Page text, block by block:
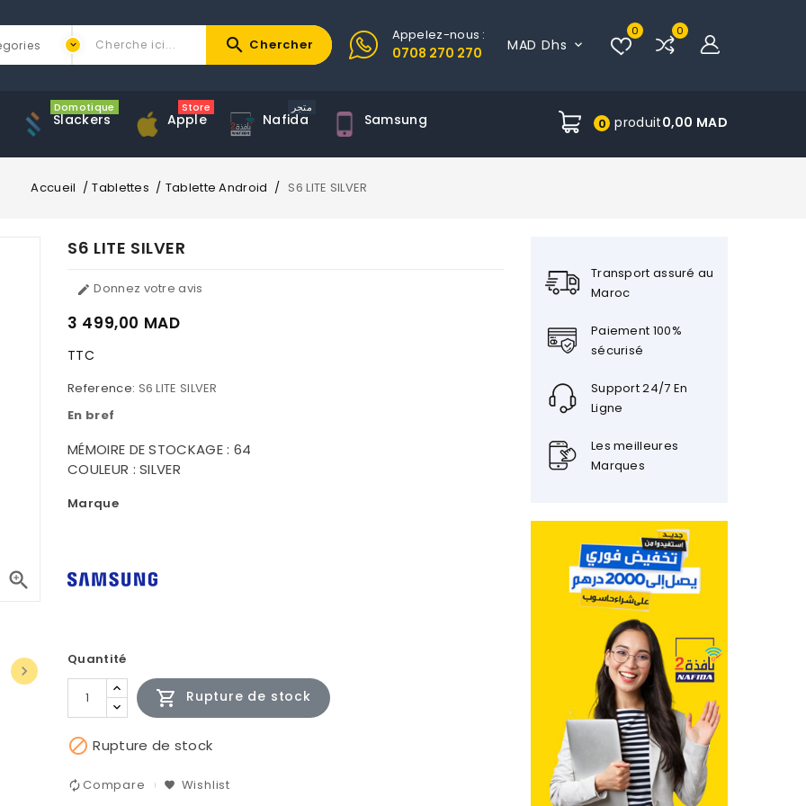
0
0
MAD Dhs 
Appelez-nous :
0708 270 270
search Chercher
Slackers
Domotique
Apple
Store
Nafida
متجر
Samsung 0 produit0,00 MAD
Accueil Tablettes Tablette Android S6 LITE SILVER


S6 LITE SILVER
 Donnez votre avis
3 499,00 MAD
TTC
Reference: S6 LITE SILVER
En bref
MÉMOIRE DE STOCKAGE : 64
COULEUR : SILVER
Marque
Quantité
 Rupture de stock
 Rupture de stock
Compare Wishlist
Transport assuré au
Maroc
Paiement 100%
sécurisé
Support 24/7 En
Ligne
Les meilleures
Marques